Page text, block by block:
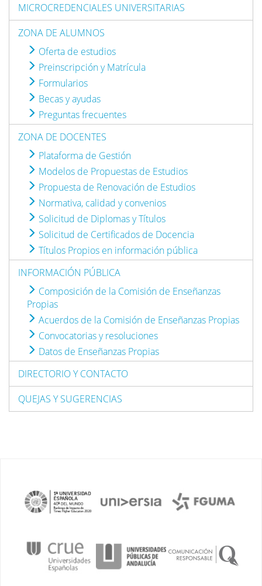
MICROCREDENCIALES UNIVERSITARIAS
ZONA DE ALUMNOS
Oferta de estudios
Preinscripción y Matrícula
Formularios
Becas y ayudas
Preguntas frecuentes
ZONA DE DOCENTES
Plataforma de Gestión
Modelos de Propuestas de Estudios
Propuesta de Renovación de Estudios
Normativa, calidad y convenios
Solicitud de Diplomas y Títulos
Solicitud de Certificados de Docencia
Títulos Propios en información pública
INFORMACIÓN PÚBLICA
Composición de la Comisión de Enseñanzas
Propias
Acuerdos de la Comisión de Enseñanzas Propias
Convocatorias y resoluciones
Datos de Enseñanzas Propias
DIRECTORIO Y CONTACTO
QUEJAS Y SUGERENCIAS